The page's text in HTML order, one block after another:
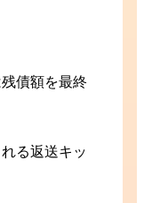
債額を最終
る返送キッ